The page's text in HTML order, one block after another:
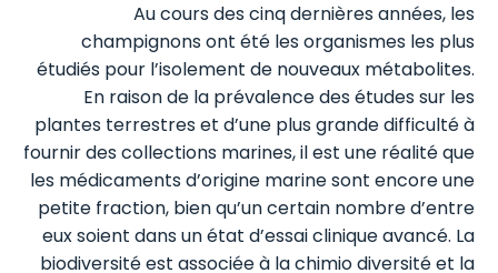
Au cours des cinq dernières années, les
champignons ont été les organismes les plus
étudiés pour l’isolement de nouveaux métabolites.
En raison de la prévalence des études sur les
plantes terrestres et d’une plus grande difficulté à
fournir des collections marines, il est une réalité que
les médicaments d’origine marine sont encore une
petite fraction, bien qu’un certain nombre d’entre
eux soient dans un état d’essai clinique avancé. La
biodiversité est associée à la chimio diversité et la